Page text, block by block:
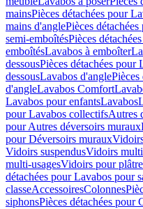
mainsPièces détachées pour
mains d'anglePièces
semi-emboîtésPièces
emboîtésLavabos à emboîter
dessousPièces détachées pour
dessousLavabos d'anglePièces
d'angleLavabos Comfort
Lavabos pour enfantsLavabos
pour Lavabos collectifsAutres
pour Autres déversoirs muraux
pour Déversoirs muraux
Vidoirs suspendusVidoirs
multi-usagesVidoirs pour plâtre
détachées pour Lavabos pour
classeAccessoiresColonnes
siphonsPièces détachées pour